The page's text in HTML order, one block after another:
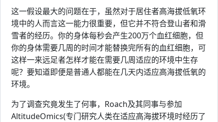
这一假设最大的问题在于，虽然对于居住者高海拔低氧环
境中的人而言这一能力很重要，但它并不符合登山者和滑
雪者的经历。你的身体每秒会产生200万个血红细胞，但
你的身体需要几周的时间才能替换完所有的血红细胞，可
这样一来远足者怎样才能在需要几周适应的环境中生存
呢？要知道即便是普通人都能在几天内适应高海拔低氧的
环境。
为了调查究竟发生了何事，Roach及其同事与参加
AltitudeOmics(专门研究人类在适应高海拔环境时经历了